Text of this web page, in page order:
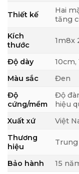
Thiết kế
Hai
tăng
Kích
thước
1m8x
Độ dày
10cm,
Màu sắc
Đen
Độ
cứng/mềm
Độ
hiệu
Xuất xứ
Việt
Thương
hiệu
Bảo hành 15